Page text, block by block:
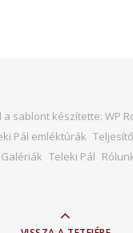
a sablont készítette: WP
Pál emléktúrák
Galériák Teleki Pál